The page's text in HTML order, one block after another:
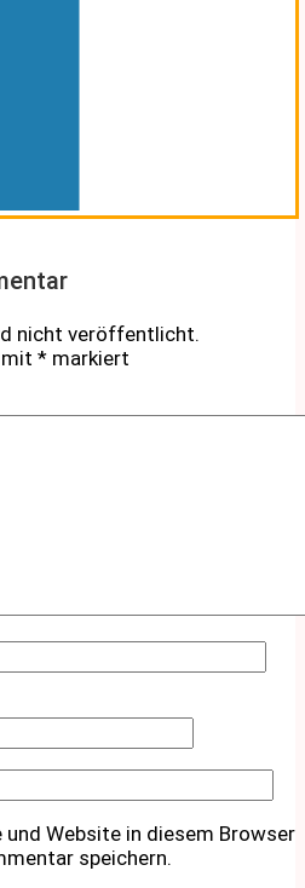
nicht veröffentlicht.
* markiert
und Website in diesem Browser
speichern.